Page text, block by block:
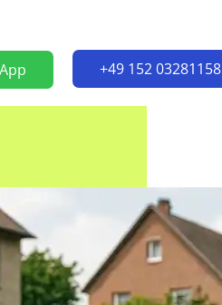
+49 152 03281158